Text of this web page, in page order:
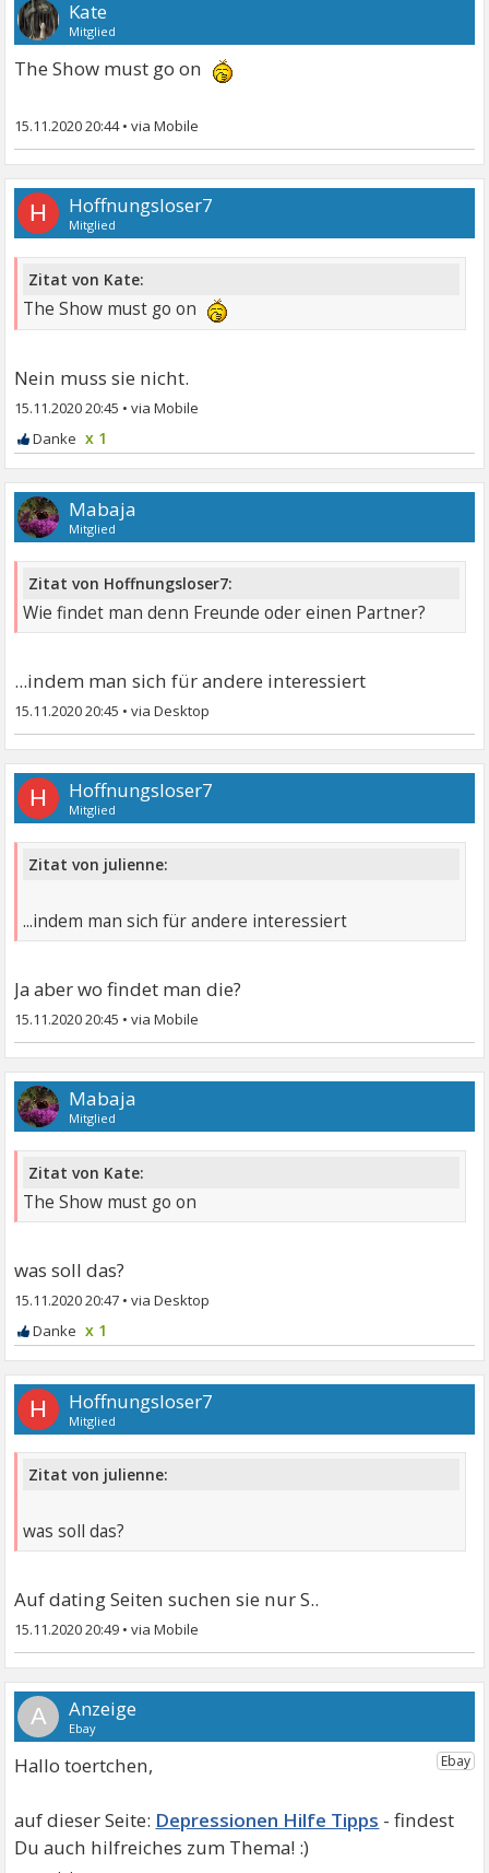
eigener Zerstörung disqualifiziert und die Meinung
einer alten Schachtel, die ohnehin einzig den letzten
Tag herbei sehnt, würde dich nur langweilen.
als du.
Kate
Mitglied
The Show must go on
15.11.2020 20:44•
H Hoffnungsloser7
Mitglied
Zitat von Kate:
The Show must go on
Nein muss sie nicht.
15.11.2020 20:45 •
x 1
Mabaja
Mitglied
Zitat von Hoffnungsloser7:
Wie findet man denn Freunde oder einen Partner?
...indem man sich für andere interessiert
15.11.2020 20:45 •
H Hoffnungsloser7
Mitglied
Zitat von julienne:
...indem man sich für andere interessiert
Ja aber wo findet man die?
15.11.2020 20:45 •
Mabaja
Mitglied
Zitat von Kate:
The Show must go on
was soll das?
15.11.2020 20:47 •
x 1
H Hoffnungsloser7
Mitglied
Zitat von julienne:
was soll das?
Auf dating Seiten suchen sie nur S..
15.11.2020 20:49 •
A
Hallo toertchen,
Depressionen Hilfe Tipps